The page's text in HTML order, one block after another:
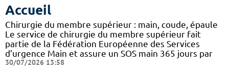
Accueil
Chirurgie du membre supérieur : main, coude, épaule
Le service de chirurgie du membre supérieur fait
partie de la Fédération Européenne des Services
d’urgence Main et assure un SOS main 365 jours par
30/07/2026 13:58